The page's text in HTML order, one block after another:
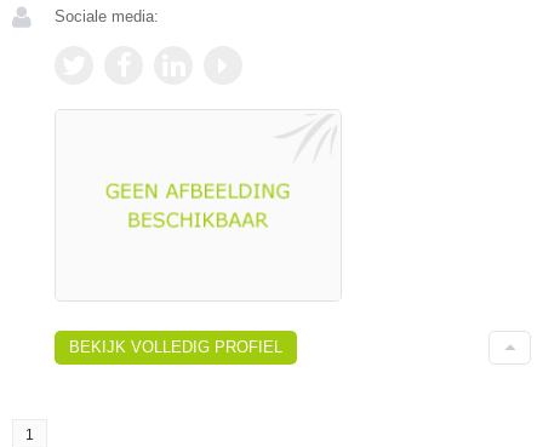
Sociale media:
BEKIJK VOLLEDIG PROFIEL
1